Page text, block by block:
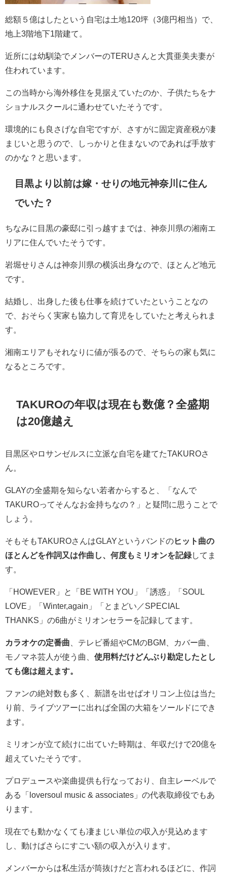
総額５億はしたという自宅は土地120坪（3億円相当）で、
地上3階地下1階建て。
近所には幼馴染でメンバーのTERUさんと大貫亜美夫妻が
住われています。
この当時から海外移住を見据えていたのか、子供たちをナ
ショナルスクールに通わせていたそうです。
環境的にも良さげな自宅ですが、さすがに固定資産税が凄
まじいと思うので、しっかりと住まないのであれば手放す
のかな？と思います。
目黒より以前は嫁・せりの地元神奈川に住ん
でいた？
ちなみに目黒の豪邸に引っ越すまでは、神奈川県の湘南エ
リアに住んでいたそうです。
岩堀せりさんは神奈川県の横浜出身なので、ほとんど地元
です。
結婚し、出身した後も仕事を続けていたということなの
で、おそらく実家も協力して育児をしていたと考えられま
す。
湘南エリアもそれなりに値が張るので、そちらの家も気に
なるところです。
TAKUROの年収は現在も数億？全盛期
は20億越え
目黒区やロサンゼルスに立派な自宅を建てたTAKUROさ
ん。
GLAYの全盛期を知らない若者からすると、「なんで
TAKUROってそんなお金持ちなの？」と疑問に思うことで
しょう。
そもそもTAKUROさんはGLAYというバンドのヒット曲の
ほとんどを作詞又は作曲し、何度もミリオンを記録してま
す。
「 HOWEVER 」と「 BE WITH YOU 」「 誘惑 」「 SOUL
LOVE 」「 Winter,again 」「 とまどい／SPECIAL
THANKS 」の6曲がミリオンセラーを記録してます。
カラオケの定番曲 、テレビ番組やCMのBGM、カバー曲、
モノマネ芸人が使う曲、 使用料だけどんぶり勘定したとし
ても億は超えます。
ファンの絶対数も多く、新譜を出せばオリコン上位は当た
り前、ライブツアーに出れば全国の大箱をソールドにでき
ます。
ミリオンが立て続けに出ていた時期は、年収だけで20億を
超えていたそうです。
プロデュースや楽曲提供も行なっており、
自主レーベルで
ある「loversoul music & associates」の代表取締役でもあ
ります。
現在でも動かなくても凄まじい単位の収入が見込めます
し、動けばさらにすごい額の収入が入ります。
メンバーからは私生活が筒抜けだと言われるほどに、作詞